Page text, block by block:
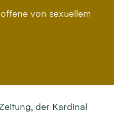
von sexuellem
der Kardinal